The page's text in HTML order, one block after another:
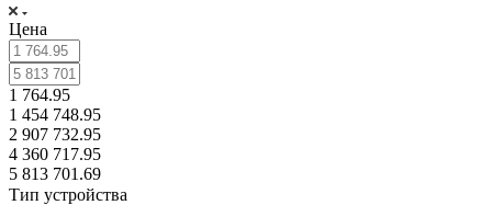
Цена
1 764.95
1 454 748.95
2 907 732.95
4 360 717.95
5 813 701.69
Тип устройства